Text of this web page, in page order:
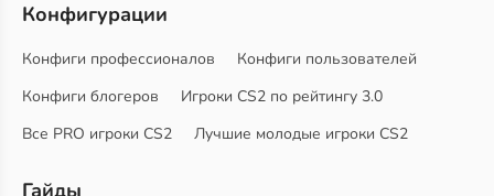
Конфигурации
Конфиги профессионалов
Конфиги пользователей
Конфиги блогеров
Игроки CS2 по рейтингу 3.0
Все PRO игроки CS2
Лучшие молодые игроки CS2
Гайды